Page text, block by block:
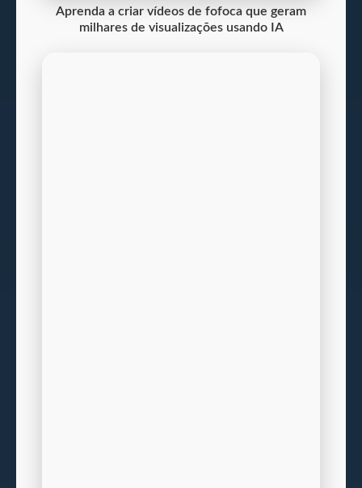
Aprenda a criar vídeos de fofoca que geram
milhares de visualizações usando IA